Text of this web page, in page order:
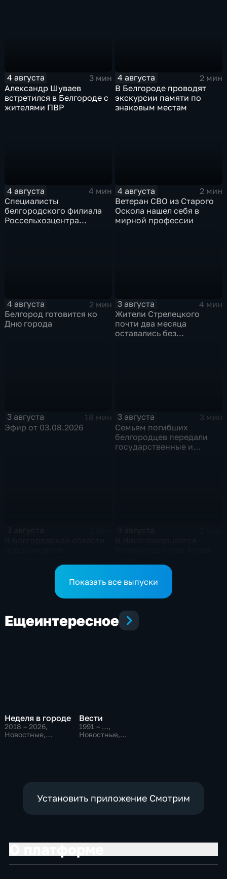
4 августа
3 мин
Александр Шуваев
встретился в Белгороде с
жителями ПВР
4 августа
2 мин
В Белгороде проводят
экскурсии памяти по
знаковым местам
4 августа
4 мин
Специалисты
белгородского филиала
Россельхозцентра
4 августа
2 мин
Ветеран СВО из Старого
Оскола нашел себя в
мирной профессии
4 августа
2 мин
Белгород готовится ко
Дню города
3 августа
4 мин
Жители Стрелецкого
почти два месяца
оставались без
3 августа
18 мин
Эфир от 03.08.2026
3 августа
3 мин
Семьям погибших
белгородцев передали
государственные и
дню голосования
Показать все выпуски
Ещеинтересное
Неделя в городе
2018 – 2026,
Новостные,
Вести
1991 – …,
Новостные,
Установить приложение Смотрим